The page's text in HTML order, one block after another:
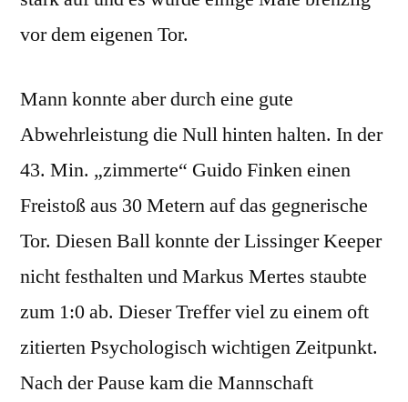
vor dem eigenen Tor.
Mann konnte aber durch eine gute
Abwehrleistung die Null hinten halten. In der
43. Min. „zimmerte“ Guido Finken einen
Freistoß aus 30 Metern auf das gegnerische
Tor. Diesen Ball konnte der Lissinger Keeper
nicht festhalten und Markus Mertes staubte
zum 1:0 ab. Dieser Treffer viel zu einem oft
zitierten Psychologisch wichtigen Zeitpunkt.
Nach der Pause kam die Mannschaft